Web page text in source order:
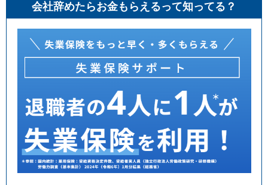
会社辞めたらお金もらえるって知ってる？